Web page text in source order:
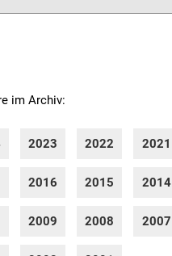
im Archiv:
2023 2022 2021
2016 2015 2014
2009 2008 2007